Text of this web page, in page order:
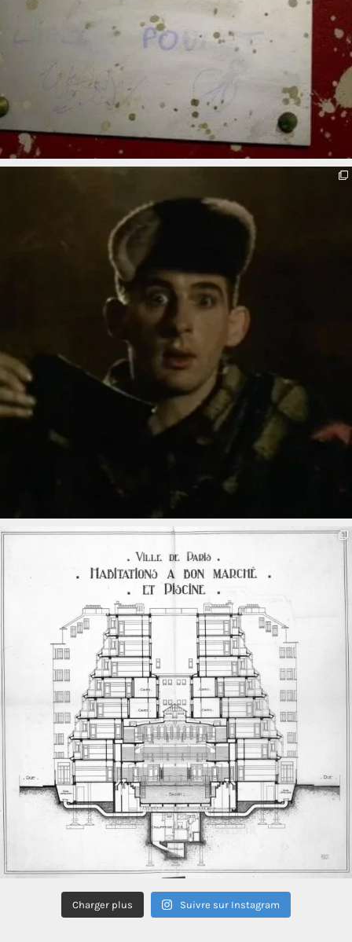
Charger plus Suivre sur Instagram